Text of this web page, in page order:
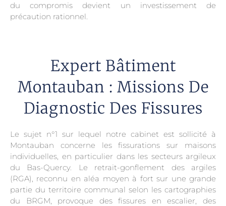
du compromis devient un investissement de
précaution rationnel.
Expert Bâtiment
Montauban : Missions De
Diagnostic Des Fissures
Le sujet n°1 sur lequel notre cabinet est sollicité à
Montauban concerne les fissurations sur maisons
individuelles, en particulier dans les secteurs argileux
du Bas-Quercy. Le retrait-gonflement des argiles
(RGA), reconnu en aléa moyen à fort sur une grande
partie du territoire communal selon les cartographies
du BRGM, provoque des fissures en escalier, des